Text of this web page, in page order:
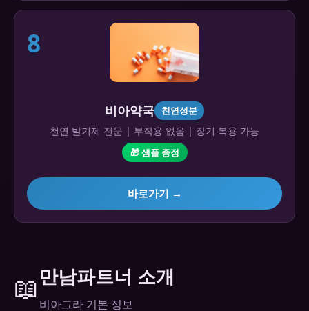
8
비아약국 천연성분
천연 발기제 전문 | 부작용 없음 | 장기 복용 가능
🎁 샘플 증정
바로가기 →
📖만남파트너 소개
비아그라 기본 정보